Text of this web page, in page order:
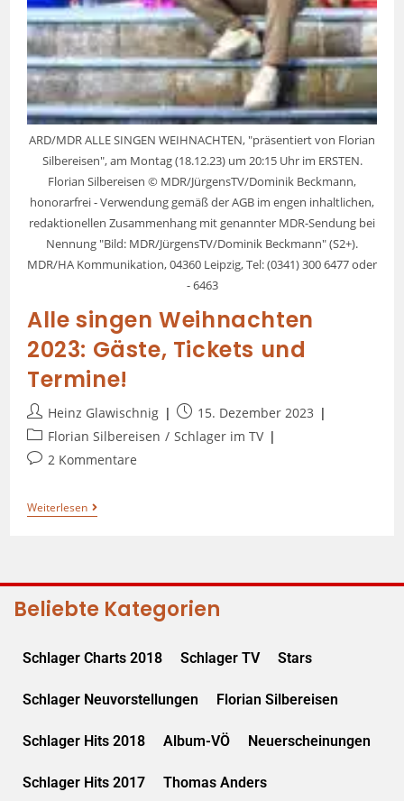
ARD/MDR ALLE SINGEN WEIHNACHTEN, "präsentiert von Florian
Silbereisen", am Montag (18.12.23) um 20:15 Uhr im ERSTEN.
Florian Silbereisen © MDR/JürgensTV/Dominik Beckmann,
honorarfrei - Verwendung gemäß der AGB im engen inhaltlichen,
redaktionellen Zusammenhang mit genannter MDR-Sendung bei
Nennung "Bild: MDR/JürgensTV/Dominik Beckmann" (S2+).
MDR/HA Kommunikation, 04360 Leipzig, Tel: (0341) 300 6477 oder
- 6463
Alle singen Weihnachten
2023: Gäste, Tickets und
Termine!
Heinz Glawischnig
15. Dezember 2023
Florian Silbereisen / Schlager im TV
2 Kommentare
Weiterlesen
Beliebte Kategorien
Schlager Charts 2018 Schlager TV Stars
Schlager Neuvorstellungen Florian Silbereisen
Schlager Hits 2018 Album-VÖ Neuerscheinungen
Schlager Hits 2017 Thomas Anders